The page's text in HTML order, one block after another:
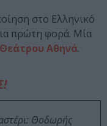
στο Ελληνικό
πρώτη φορά. Μία
Θεάτρου Αθηνά.
Θοδωρής